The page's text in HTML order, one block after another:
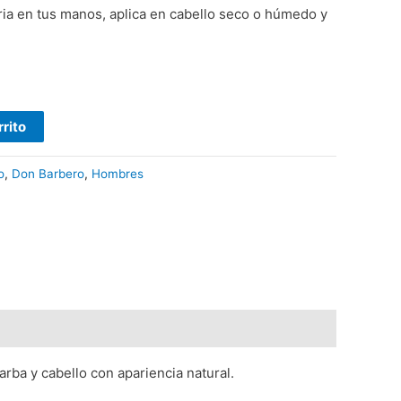
en tus manos, aplica en cabello seco o húmedo y
, Don Barbero, Hombres
y cabello con apariencia natural.